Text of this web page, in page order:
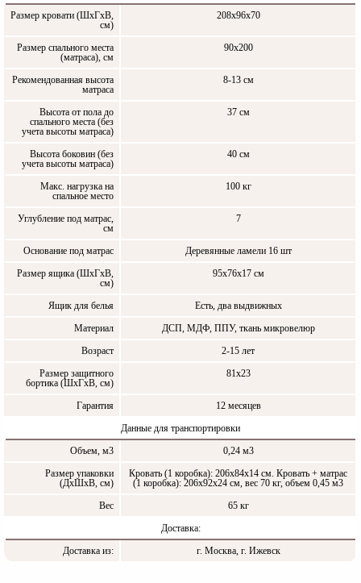
Размер кровати (ШxГxВ,
см)
208x96x70
Размер спального места
(матраса), см
90х200
Рекомендованная высота
матраса
8-13 см
Высота от пола до
спального места (без
учета высоты матраса)
37 см
Высота боковин (без
учета высоты матраса)
40 см
Макс. нагрузка на
спальное место
100 кг
Углубление под матрас,
см
7
Основание под матрас
Деревянные ламели 16 шт
Размер ящика (ШxГxВ,
см)
95х76х17 см
Ящик для белья
Есть, два выдвижных
Материал
ДСП, МДФ, ППУ, ткань микровелюр
Возраст
2-15 лет
Размер защитного
бортика (ШхГхВ, см)
81х23
Гарантия
12 месяцев
Данные для транспортировки
Объем, м3
0,24 м3
Размер упаковки
(ДxШxВ, см)
Кровать (1 коробка): 206х84х14 см. Кровать + матрас
(1 коробка): 206х92х24 см, вес 70 кг, объем 0,45 м3
Вес
65 кг
Доставка:
Доставка из:
г. Москва, г. Ижевск